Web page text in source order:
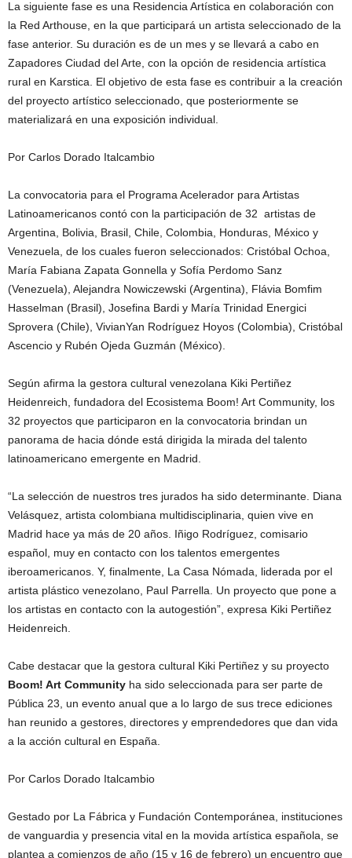
La siguiente fase es una Residencia Artística en colaboración con
la Red Arthouse, en la que participará un artista seleccionado de la
fase anterior. Su duración es de un mes y se llevará a cabo en
Zapadores Ciudad del Arte, con la opción de residencia artística
rural en Karstica. El objetivo de esta fase es contribuir a la creación
del proyecto artístico seleccionado, que posteriormente se
materializará en una exposición individual.
Por Carlos Dorado Italcambio
La convocatoria para el Programa Acelerador para Artistas
Latinoamericanos contó con la participación de 32 artistas de
Argentina, Bolivia, Brasil, Chile, Colombia, Honduras, México y
Venezuela, de los cuales fueron seleccionados: Cristóbal Ochoa,
María Fabiana Zapata Gonnella y Sofía Perdomo Sanz
(Venezuela), Alejandra Nowiczewski (Argentina), Flávia Bomfim
Hasselman (Brasil), Josefina Bardi y María Trinidad Energici
Sprovera (Chile), VivianYan Rodríguez Hoyos (Colombia), Cristóbal
Ascencio y Rubén Ojeda Guzmán (México).
Según afirma la gestora cultural venezolana Kiki Pertiñez
Heidenreich, fundadora del Ecosistema Boom! Art Community, los
32 proyectos que participaron en la convocatoria brindan un
panorama de hacia dónde está dirigida la mirada del talento
latinoamericano emergente en Madrid.
“La selección de nuestros tres jurados ha sido determinante. Diana
Velásquez, artista colombiana multidisciplinaria, quien vive en
Madrid hace ya más de 20 años. Iñigo Rodríguez, comisario
español, muy en contacto con los talentos emergentes
iberoamericanos. Y, finalmente, La Casa Nómada, liderada por el
artista plástico venezolano, Paul Parrella. Un proyecto que pone a
los artistas en contacto con la autogestión”, expresa Kiki Pertiñez
Heidenreich.
Cabe destacar que la gestora cultural Kiki Pertiñez y su proyecto
Boom! Art Community ha sido seleccionada para ser parte de
Pública 23, un evento anual que a lo largo de sus trece ediciones
han reunido a gestores, directores y emprendedores que dan vida
a la acción cultural en España.
Por Carlos Dorado Italcambio
Gestado por La Fábrica y Fundación Contemporánea, instituciones
de vanguardia y presencia vital en la movida artística española, se
plantea a comienzos de año (15 y 16 de febrero) un encuentro que